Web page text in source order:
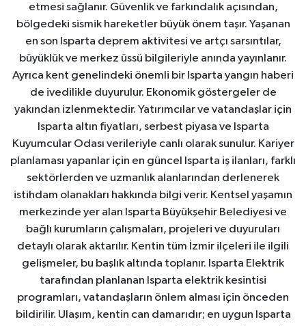
etmesi sağlanır. Güvenlik ve farkındalık açısından,
bölgedeki sismik hareketler büyük önem taşır. Yaşanan
en son Isparta deprem aktivitesi ve artçı sarsıntılar,
büyüklük ve merkez üssü bilgileriyle anında yayınlanır.
Ayrıca kent genelindeki önemli bir Isparta yangın haberi
de ivedilikle duyurulur. Ekonomik göstergeler de
yakından izlenmektedir. Yatırımcılar ve vatandaşlar için
Isparta altın fiyatları, serbest piyasa ve Isparta
Kuyumcular Odası verileriyle canlı olarak sunulur. Kariyer
planlaması yapanlar için en güncel Isparta iş ilanları, farklı
sektörlerden ve uzmanlık alanlarından derlenerek
istihdam olanakları hakkında bilgi verir. Kentsel yaşamın
merkezinde yer alan Isparta Büyükşehir Belediyesi ve
bağlı kurumların çalışmaları, projeleri ve duyuruları
detaylı olarak aktarılır. Kentin tüm İzmir ilçeleri ile ilgili
gelişmeler, bu başlık altında toplanır. Isparta Elektrik
tarafından planlanan Isparta elektrik kesintisi
programları, vatandaşların önlem alması için önceden
bildirilir. Ulaşım, kentin can damarıdır; en uygun Isparta